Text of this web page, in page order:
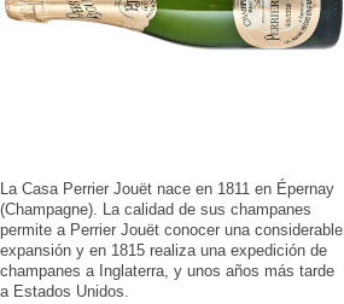
La Casa Perrier Jouët nace en 1811 en Épernay
(Champagne). La calidad de sus champanes
permite a Perrier Jouët conocer una considerable
expansión y en 1815 realiza una expedición de
champanes a Inglaterra, y unos años más tarde
a Estados Unidos.